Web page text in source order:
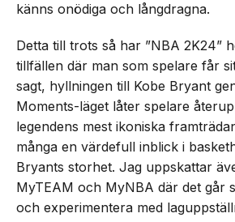
känns onödiga och långdragna.
Detta till trots så har ”NBA 2K24”
tillfällen där man som spelare får
sagt, hyllningen till Kobe Bryant
Moments-läget låter spelare
legendens mest ikoniska
många en värdefull inblick i
Bryants storhet. Jag uppskattar
MyTEAM och MyNBA där det går
och experimentera med